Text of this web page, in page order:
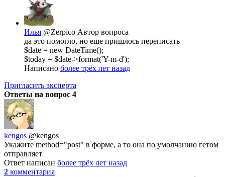
Илья @Zerpico Автор вопроса
да это помогло, но еще пришлось переписать
$date = new DateTime();
$today = $date->format('Y-m-d');
Написано более трёх лет назад
Пригласить эксперта
Ответы на вопрос 4
kengos @kengos
Укажите method="post" в форме, а то она по умолчанию гетом
отправляет
Ответ написан более трёх лет назад
2 комментария